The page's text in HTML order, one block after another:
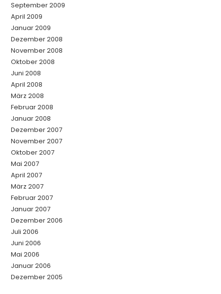
September 2009
April 2009
Januar 2009
Dezember 2008
November 2008
Oktober 2008
Juni 2008
April 2008
März 2008
Februar 2008
Januar 2008
Dezember 2007
November 2007
Oktober 2007
Mai 2007
April 2007
März 2007
Februar 2007
Januar 2007
Dezember 2006
Juli 2006
Juni 2006
Mai 2006
Januar 2006
Dezember 2005